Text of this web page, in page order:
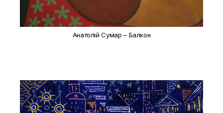
Анатолій Сумар – Балкон